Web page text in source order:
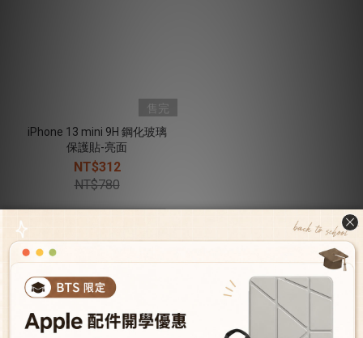
售完
iPhone 13 mini 9H 鋼化玻璃
保護貼-亮面
NT$312
NT$780